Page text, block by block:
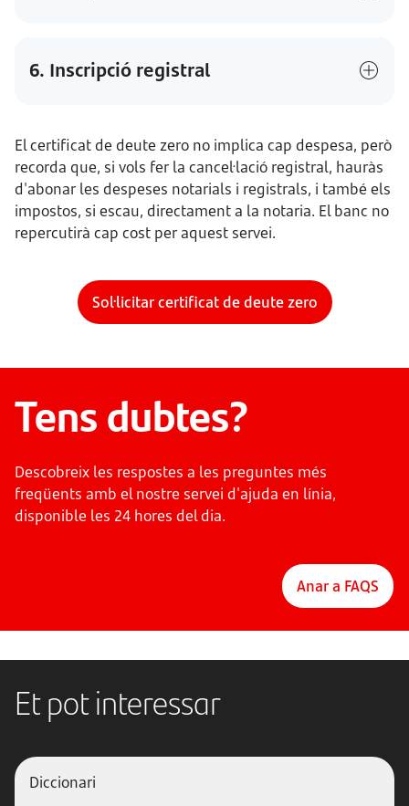
6. Inscripció registral
El certificat de deute zero no implica cap despesa, però
recorda que, si vols fer la cancel·lació registral, hauràs
d'abonar les despeses notarials i registrals, i també els
impostos, si escau, directament a la notaria. El banc no
repercutirà cap cost per aquest servei.
Sol·licitar certificat de deute zero
Tens dubtes?
Descobreix les respostes a les preguntes més
freqüents amb el nostre servei d'ajuda en línia,
disponible les 24 hores del dia.
Anar a FAQS
Et pot interessar
Diccionari